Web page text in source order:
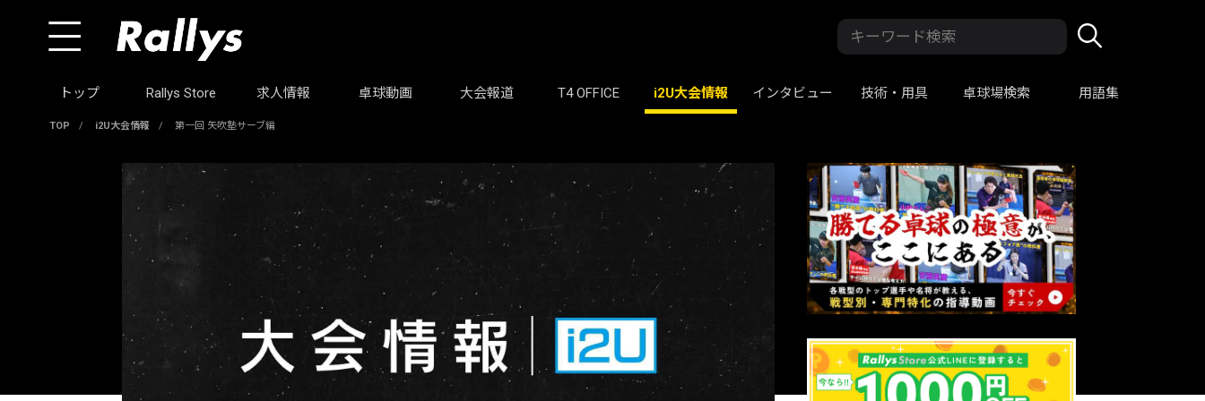
トップ Rallys Store 求人情報 卓球動画 大会報道 T4 OFFICE i2U大会情報 インタビュー 技術・用具 卓球場検索 用語集
TOP / i2U大会情報 / 第一回 矢吹塾サーブ編